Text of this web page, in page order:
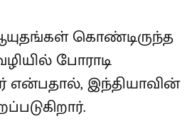
கொண்டிருந்த
போராடி
என்பதால், இந்தியாவின்